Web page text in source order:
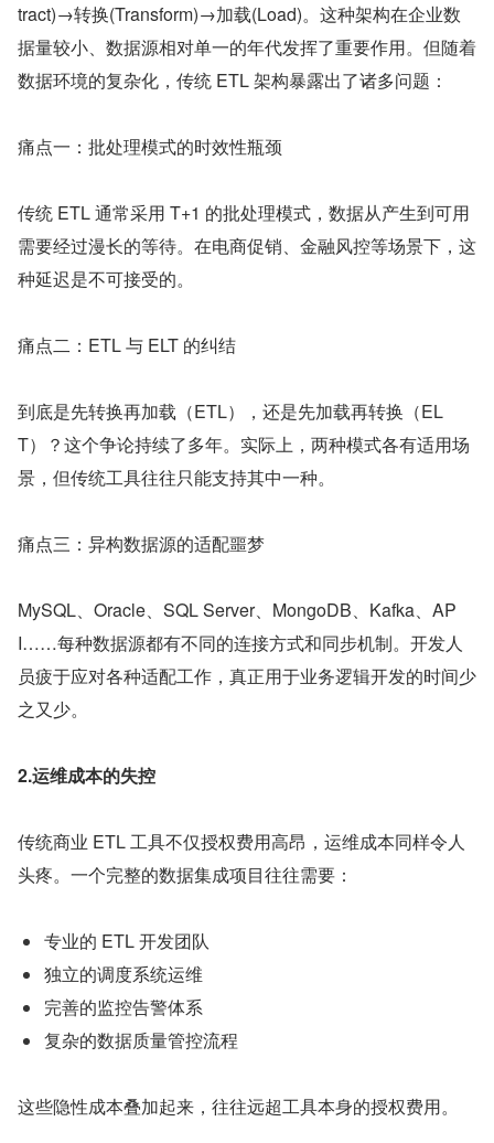
tract)→转换(Transform)→加载(Load)。这种架构在企业数
据量较小、数据源相对单一的年代发挥了重要作用。但随着
数据环境的复杂化，传统 ETL 架构暴露出了诸多问题：
痛点一：批处理模式的时效性瓶颈
传统 ETL 通常采用 T+1 的批处理模式，数据从产生到可用
需要经过漫长的等待。在电商促销、金融风控等场景下，这
种延迟是不可接受的。
痛点二：ETL 与 ELT 的纠结
到底是先转换再加载（ETL），还是先加载再转换（EL
T）？这个争论持续了多年。实际上，两种模式各有适用场
景，但传统工具往往只能支持其中一种。
痛点三：异构数据源的适配噩梦
MySQL、Oracle、SQL Server、MongoDB、Kafka、AP
I……每种数据源都有不同的连接方式和同步机制。开发人
员疲于应对各种适配工作，真正用于业务逻辑开发的时间少
之又少。
2.运维成本的失控
传统商业 ETL 工具不仅授权费用高昂，运维成本同样令人
头疼。一个完整的数据集成项目往往需要：
专业的 ETL 开发团队
独立的调度系统运维
完善的监控告警体系
复杂的数据质量管控流程
这些隐性成本叠加起来，往往远超工具本身的授权费用。